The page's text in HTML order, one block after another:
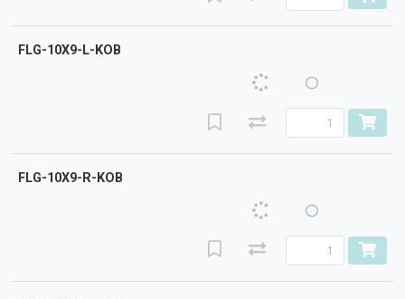
FLG-10X9-L-KOB
FLG-10X9-R-KOB